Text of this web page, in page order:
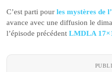
C’est parti pourles mystères de
avance avec une diffusion le
l’épisode précédentLMDLA